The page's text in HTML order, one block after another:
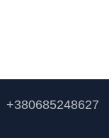
+380685248627